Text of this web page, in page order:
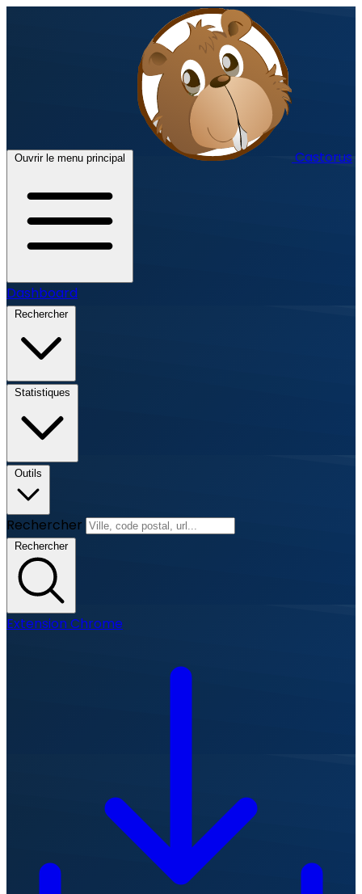
Ouvrir le menu principal Castorus
Dashboard
Rechercher
Statistiques
Outils
Rechercher
Rechercher
Extension Chrome